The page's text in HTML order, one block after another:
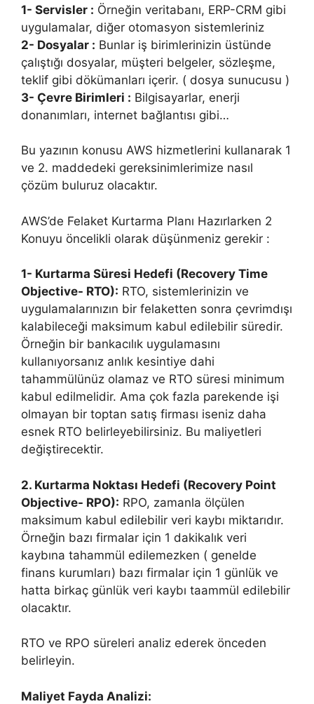
1- Servisler : Örneğin veritabanı, ERP-CRM gibi
uygulamalar, diğer otomasyon sistemleriniz
2- Dosyalar : Bunlar iş birimlerinizin üstünde
çalıştığı dosyalar, müşteri belgeler, sözleşme,
teklif gibi dökümanları içerir. ( dosya sunucusu )
3- Çevre Birimleri : Bilgisayarlar, enerji
donanımları, internet bağlantısı gibi…
Bu yazının konusu AWS hizmetlerini kullanarak 1
ve 2. maddedeki gereksinimlerimize nasıl
çözüm buluruz olacaktır.
AWS’de Felaket Kurtarma Planı Hazırlarken 2
Konuyu öncelikli olarak düşünmeniz gerekir :
1- Kurtarma Süresi Hedefi (Recovery Time
Objective- RTO): RTO, sistemlerinizin ve
uygulamalarınızın bir felaketten sonra çevrimdışı
kalabileceği maksimum kabul edilebilir süredir.
Örneğin bir bankacılık uygulamasını
kullanıyorsanız anlık kesintiye dahi
tahammülünüz olamaz ve RTO süresi minimum
kabul edilmelidir. Ama çok fazla parekende işi
olmayan bir toptan satış firması iseniz daha
esnek RTO belirleyebilirsiniz. Bu maliyetleri
değiştirecektir.
2. Kurtarma Noktası Hedefi (Recovery Point
Objective- RPO): RPO, zamanla ölçülen
maksimum kabul edilebilir veri kaybı miktarıdır.
Örneğin bazı firmalar için 1 dakikalık veri
kaybına tahammül edilemezken ( genelde
finans kurumları) bazı firmalar için 1 günlük ve
hatta birkaç günlük veri kaybı taammül edilebilir
olacaktır.
RTO ve RPO süreleri analiz ederek önceden
belirleyin.
Maliyet Fayda Analizi: